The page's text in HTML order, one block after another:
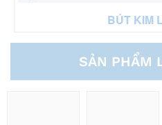
BÚT KIM
SẢN PHẨM